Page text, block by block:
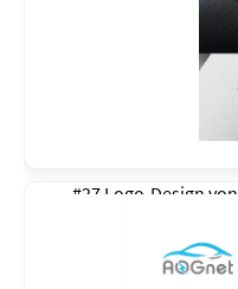
#27 Logo-Design von